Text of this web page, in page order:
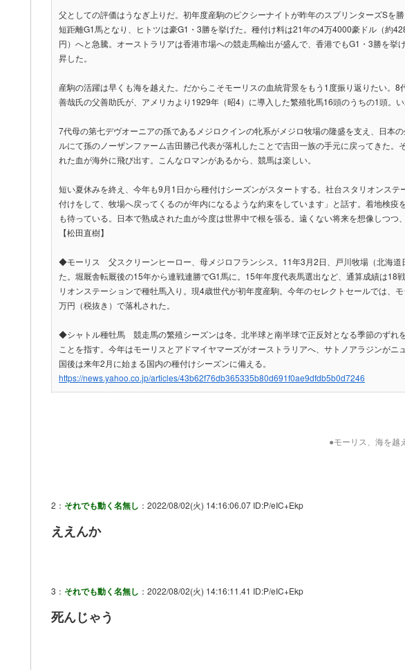
父としての評価はうなぎ上りだ。初年度産駒のピクシーナイトが昨年のスプリンターズSを
短距離G1馬となり、ヒトツは豪G1・3勝を挙げた。種付け料は21年の4万4000豪ドル（約
円）へと急騰。オーストラリアは香港市場への競走馬輸出が盛んで、香港でもG1・3勝を挙
昇した。
産駒の活躍は早くも海を越えた。だからこそモーリスの血統背景をもう1度振り返りたい。
善哉氏の父善助氏が、アメリカより1929年（昭4）に導入した繁殖牝馬16頭のうちの1頭。
7代母の第七デヴオーニアの孫であるメジロクインの牝系がメジロ牧場の隆盛を支え、日本
ルにて孫のノーザンファーム吉田勝己代表が落札したことで吉田一族の手元に戻ってきた。
れた血が海外に飛び出す。こんなロマンがあるから、競馬は楽しい。
短い夏休みを終え、今年も9月1日から種付けシーズンがスタートする。社台スタリオンス
付けをして、牧場へ戻ってくるのが年内になるような約束をしています」と話す。着地検
も待っている。日本で熟成された血が今度は世界中で根を張る。遠くない将来を想像しつつ
【松田直樹】
◆モーリス 父スクリーンヒーロー、母メジロフランシス。11年3月2日、戸川牧場（北海道
た。堀厩舎転厩後の15年から連戦連勝でG1馬に。15年年度代表馬選出など、通算成績は18
リオンステーションで種牡馬入り。現4歳世代が初年度産駒。今年のセレクトセールでは、
万円（税抜き）で落札された。
◆シャトル種牡馬 競走馬の繁殖シーズンは冬。北半球と南半球で正反対となる季節のずれ
ことを指す。今年はモーリスとアドマイヤマーズがオーストラリアへ、サトノアラジンが
国後は来年2月に始まる国内の種付けシーズンに備える。
https://news.yahoo.co.jp/articles/43b62f76db365335b80d691f0ae9dfdb5b0d7246
●モーリス、海を
2： それでも動く名無し ：2022/08/02(火) 14:16:06.07 ID:P/eIC+Ekp
ええんか
3： それでも動く名無し ：2022/08/02(火) 14:16:11.41 ID:P/eIC+Ekp
死んじゃう